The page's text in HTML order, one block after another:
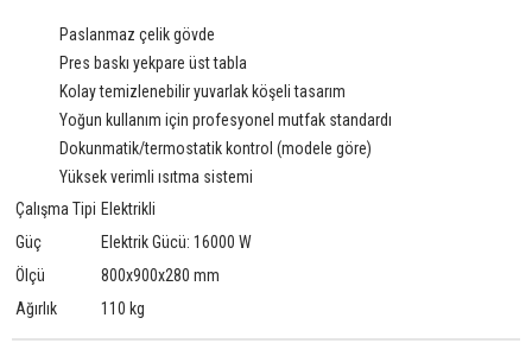
Paslanmaz çelik gövde
Pres baskı yekpare üst tabla
Kolay temizlenebilir yuvarlak köşeli tasarım
Yoğun kullanım için profesyonel mutfak standardı
Dokunmatik/termostatik kontrol (modele göre)
Yüksek verimli ısıtma sistemi
Çalışma Tipi Elektrikli
Güç
Elektrik Gücü: 16000 W
Ölçü
800x900x280 mm
Ağırlık
110 kg